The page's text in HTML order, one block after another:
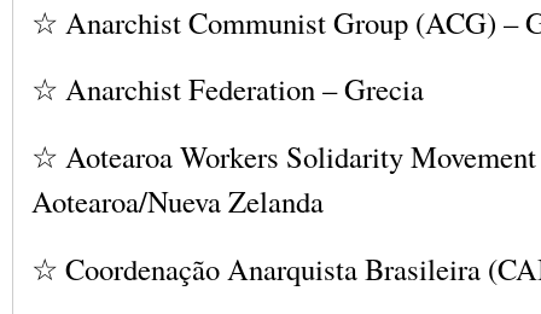
☆ Anarchist Communist Group (ACG) –
☆ Anarchist Federation – Grecia
☆ Aotearoa Workers Solidarity
Aotearoa/Nueva Zelanda
☆ Coordenação Anarquista Brasileira